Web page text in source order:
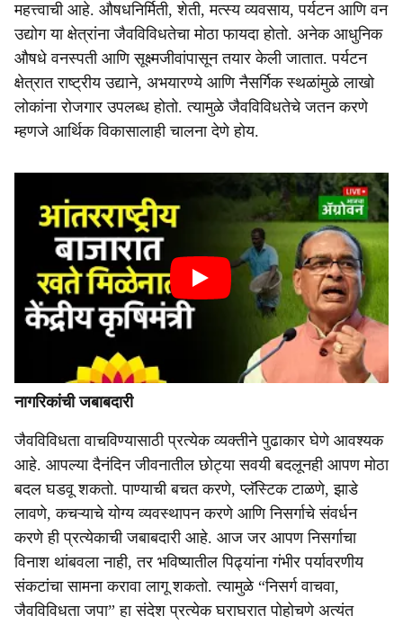
महत्त्वाची आहे. औषधनिर्मिती, शेती, मत्स्य व्यवसाय, पर्यटन आणि वन
उद्योग या क्षेत्रांना जैवविविधतेचा मोठा फायदा होतो. अनेक आधुनिक
औषधे वनस्पती आणि सूक्ष्मजीवांपासून तयार केली जातात. पर्यटन
क्षेत्रात राष्ट्रीय उद्याने, अभयारण्ये आणि नैसर्गिक स्थळांमुळे लाखो
लोकांना रोजगार उपलब्ध होतो. त्यामुळे जैवविविधतेचे जतन करणे
म्हणजे आर्थिक विकासालाही चालना देणे होय.
नागरिकांची जबाबदारी
जैवविविधता वाचविण्यासाठी प्रत्येक व्यक्तीने पुढाकार घेणे आवश्यक
आहे. आपल्या दैनंदिन जीवनातील छोट्या सवयी बदलूनही आपण मोठा
बदल घडवू शकतो. पाण्याची बचत करणे, प्लॅस्टिक टाळणे, झाडे
लावणे, कचऱ्याचे योग्य व्यवस्थापन करणे आणि निसर्गाचे संवर्धन
करणे ही प्रत्येकाची जबाबदारी आहे. आज जर आपण निसर्गाचा
विनाश थांबवला नाही, तर भविष्यातील पिढ्यांना गंभीर पर्यावरणीय
संकटांचा सामना करावा लागू शकतो. त्यामुळे “निसर्ग वाचवा,
जैवविविधता जपा” हा संदेश प्रत्येक घराघरात पोहोचणे अत्यंत